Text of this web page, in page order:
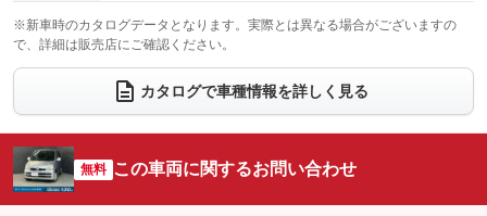
：装備なし ：装備なし
ウォークスルー
：装備なし
電動リアゲート フロントカメラ
：装備なし
：装備なし ：装備なし
サイドカメラ
：装備なし ルーフレール
：装備なし
：装備なし
：装備なし
※新車時のカタログデータとなります。実際とは異なる場合がございますの
で、詳細は販売店にご確認ください。
カタログで車種情報を詳しく見る
無料 この車両に関するお問い合わせ